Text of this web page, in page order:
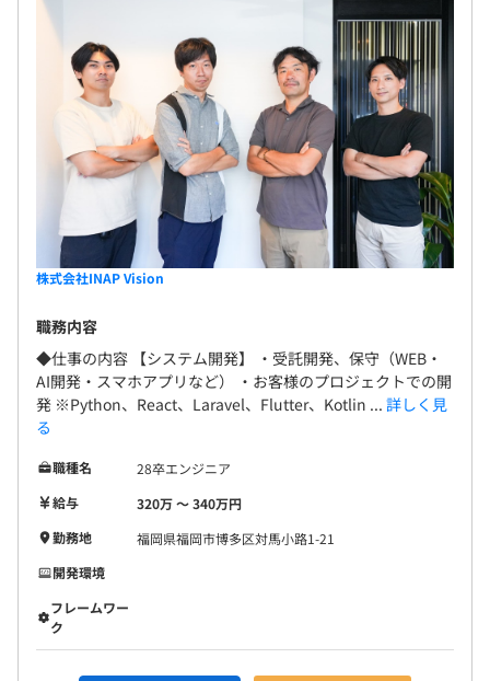
株式会社INAP Vision
職務内容
◆仕事の内容 【システム開発】 ・受託開発、保守（WEB・
AI開発・スマホアプリなど） ・お客様のプロジェクトでの開
発 ※Python、React、Laravel、Flutter、Kotlin ... 詳しく見
る
職種名
28卒エンジニア
給与
320万 〜 340万円
勤務地
福岡県福岡市博多区対馬小路1-21
開発環境
フレームワー
ク